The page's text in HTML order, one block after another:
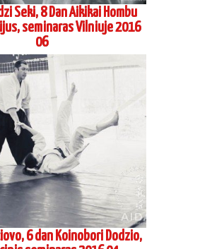
Seki, 8 Dan Aikikai Hombu
seminaras Vilniuje 2016
06
6 dan Koinobori Dodzio,